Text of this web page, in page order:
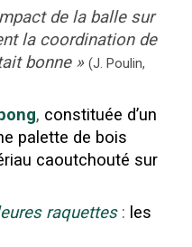
de la balle sur
la coordination de
bonne » (J. Poulin,
, constituée d’un
palette de bois
caoutchouté sur
raquettes : les